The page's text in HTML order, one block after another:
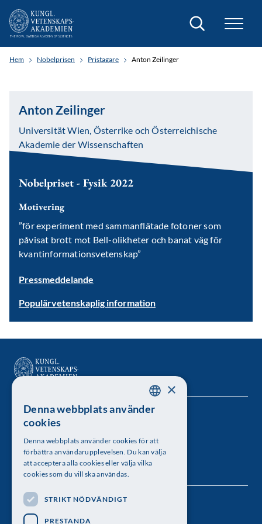
Sök
Hem Nobelprisen Pristagare Anton Zeilinger
Anton Zeilinger
Universität Wien, Österrike och Österreichische
Akademie der Wissenschaften
Nobelpriset - Fysik 2022
Motivering
”för experiment med sammanflätade fotoner som
påvisat brott mot Bell-olikheter och banat väg för
kvantinformationsvetenskap”
Pressmeddelande
Populärvetenskaplig information
Kungl. Vetenskapsakademien
Besöksadress: Lilla Frescativägen 4A
Telefon: 08-673 95 00
Följ oss
SWEDISH
×
Denna webbplats använder
cookies
Denna webbplats använder cookies för att
förbättra användarupplevelsen. Du kan välja
att acceptera alla cookies eller välja vilka
cookies som du vill ska användas.
STRIKT NÖDVÄNDIGT
PRESTANDA